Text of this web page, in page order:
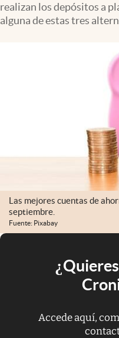
realizan los depósitos a
alguna de estas tres
Las mejores cuentas de
septiembre.
Fuente: Pixabay
Accede aquí,